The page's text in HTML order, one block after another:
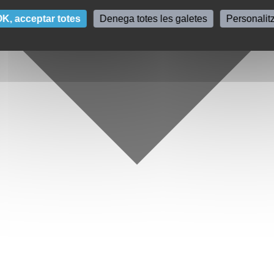
acceptar totes Denega totes les galetes